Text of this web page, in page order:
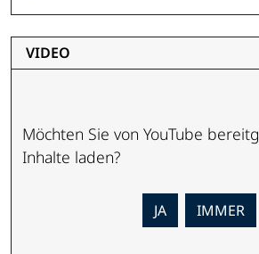
VIDEO
Möchten Sie von YouTube
Inhalte laden?
JA IMMER